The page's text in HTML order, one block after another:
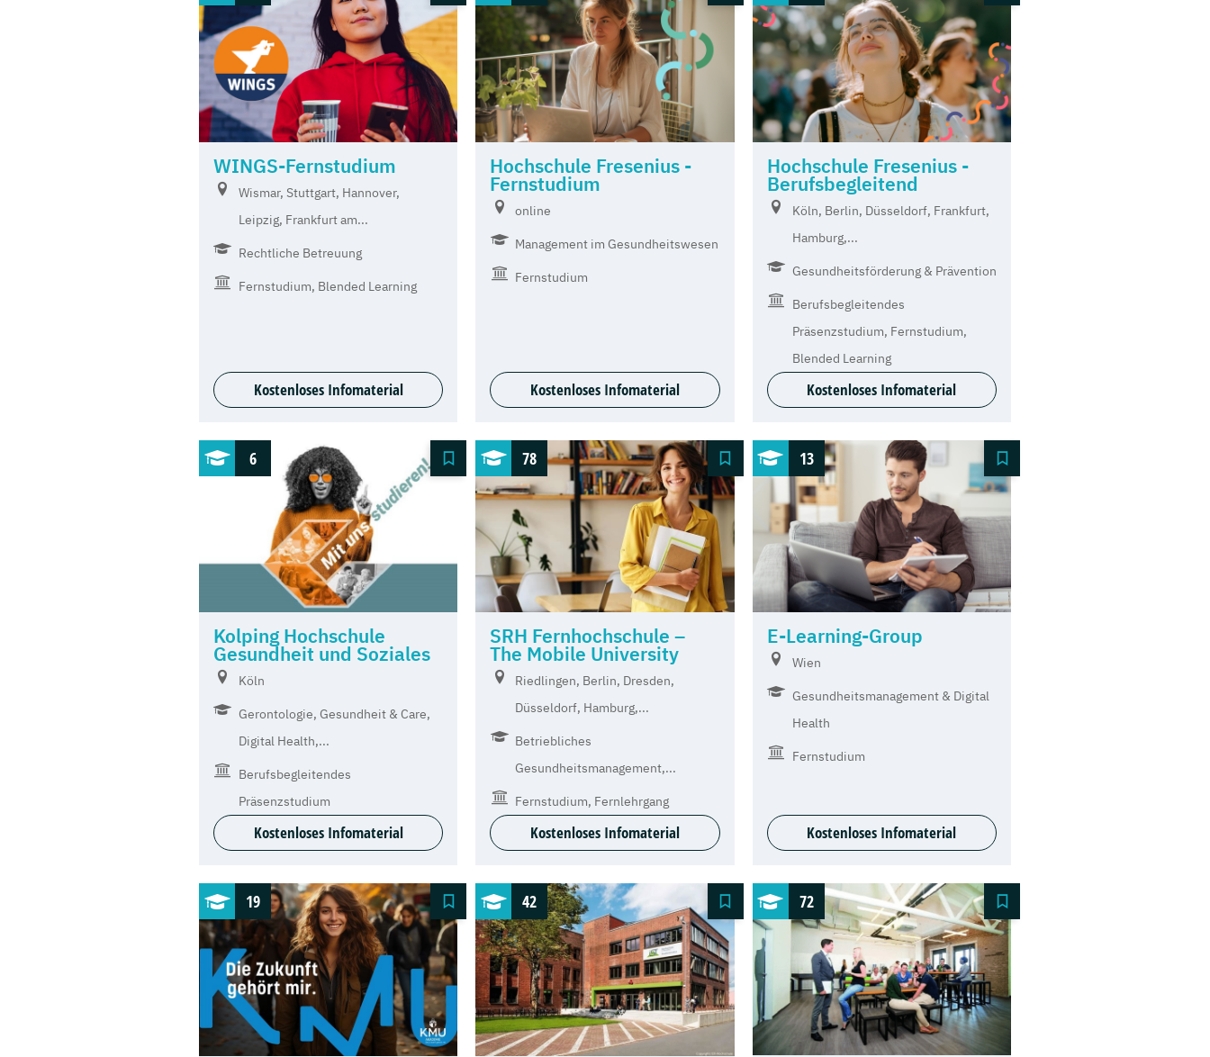
WINGS-Fernstudium
Wismar, Stuttgart, Hannover,
Leipzig, Frankfurt am...
Rechtliche Betreuung
Fernstudium, Blended Learning
Kostenloses Infomaterial
Hochschule Fresenius -
Fernstudium
online
Management im Gesundheitswesen
Fernstudium
Kostenloses Infomaterial
Hochschule Fresenius -
Berufsbegleitend
Köln, Berlin, Düsseldorf, Frankfurt,
Hamburg,...
Gesundheitsförderung & Prävention
Berufsbegleitendes
Präsenzstudium, Fernstudium,
Blended Learning
Kostenloses Infomaterial
6
Kolping Hochschule
Gesundheit und Soziales
Köln
Gerontologie, Gesundheit & Care,
Digital Health,...
Berufsbegleitendes
Präsenzstudium
Kostenloses Infomaterial
78
SRH Fernhochschule –
The Mobile University
Riedlingen, Berlin, Dresden,
Düsseldorf, Hamburg,...
Betriebliches
Gesundheitsmanagement,...
Fernstudium, Fernlehrgang
Kostenloses Infomaterial
13
E-Learning-Group
Wien
Gesundheitsmanagement & Digital
Health
Fernstudium
Kostenloses Infomaterial
19 42 72